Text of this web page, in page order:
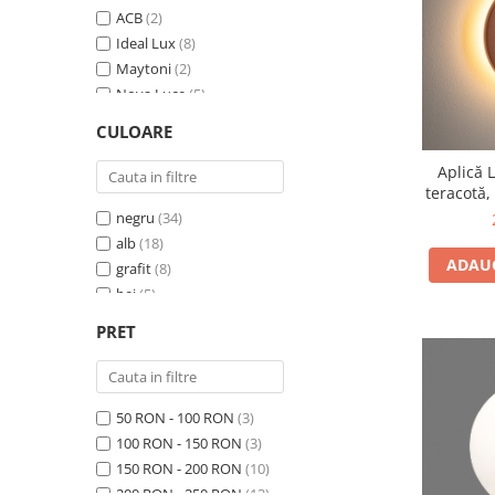
ACB(2)
Ideal Lux(8)
Maytoni(2)
Nova Luce (5)
Step into Design
CULOARE
negru (34)
alb(18)
grafit(8)
bej (5)
Negru/Auriu
teracota (3)
antracit(2)
argintiu (2)
alama(2)
alb/auriu (1)
PRET
50 RON - 100 RON (3)
100 RON - 150 RON (3)
150 RON - 200 RON (10)
Aplică
teracotă,